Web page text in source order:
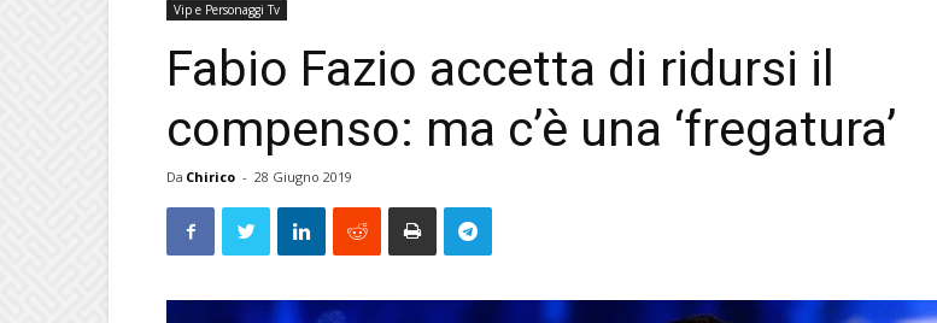
Vip e Personaggi Tv
Fabio Fazio accetta di ridursi il
compenso: ma c’è una ‘fregatura’
Da Chirico - 28 Giugno 2019